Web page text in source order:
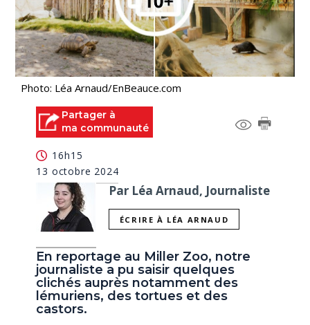
Photo: Léa Arnaud/EnBeauce.com
Partager à
ma communauté
16h15
13 octobre 2024
Par Léa Arnaud, Journaliste
ÉCRIRE À LÉA ARNAUD
En reportage au Miller Zoo, notre
journaliste a pu saisir quelques
clichés auprès notamment des
lémuriens, des tortues et des
castors.